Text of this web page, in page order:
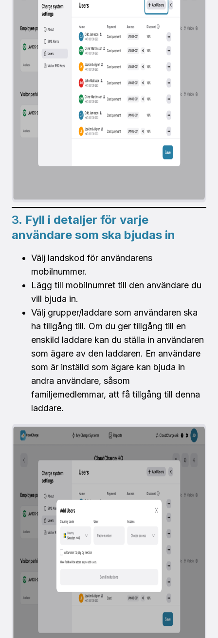
3. Fyll i detaljer för varje
användare som ska bjudas in
Välj landskod för användarens
mobilnummer.
Lägg till mobilnumret till den användare du
vill bjuda in.
Välj grupper/laddare som användaren ska
ha tillgång till. Om du ger tillgång till en
enskild laddare kan du ställa in användaren
som ägare av den laddaren. En användare
som är inställd som ägare kan bjuda in
andra användare, såsom
familjemedlemmar, att få tillgång till denna
laddare.